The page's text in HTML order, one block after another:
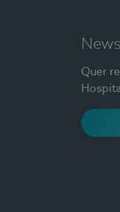
Quer